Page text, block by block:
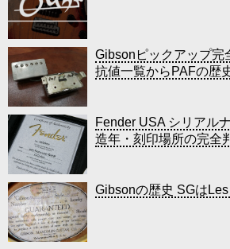
Gibsonピックアップ完
抗値一覧からPAFの歴
Fender USA シリアル
造年・刻印場所の完全
Gibsonの歴史 SGは